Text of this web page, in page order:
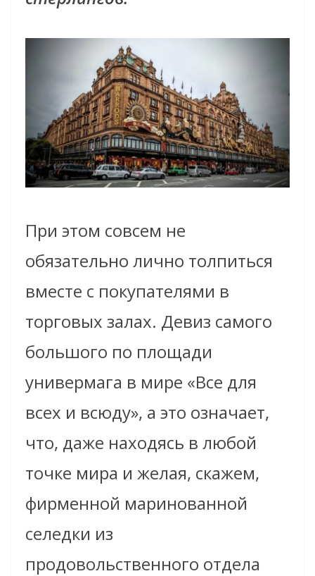
При этом совсем не
обязательно лично толпиться
вместе с покупателями в
торговых залах. Девиз самого
большого по площади
универмага в мире «Все для
всех и всюду», а это означает,
что, даже находясь в любой
точке мира и желая, скажем,
фирменной маринованной
селедки из
продовольственного отдела